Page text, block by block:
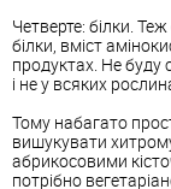
Четверте: білки.
білки, вміст
продуктах. Не буду
і не у всяких
Тому набагато
вишукувати
абрикосовими
потрібно